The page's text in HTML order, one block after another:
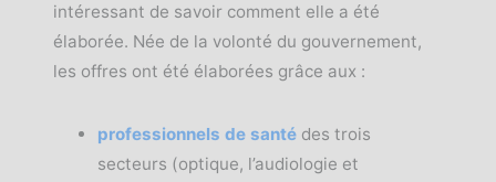
intéressant de savoir comment elle a été
élaborée. Née de la volonté du gouvernement,
les offres ont été élaborées grâce aux :
professionnels de santé des trois
secteurs (optique, l’audiologie et